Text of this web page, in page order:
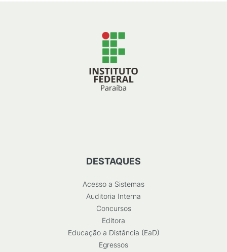
DESTAQUES
Acesso a Sistemas
Auditoria Interna
Concursos
Editora
Educação a Distância (EaD)
Egressos